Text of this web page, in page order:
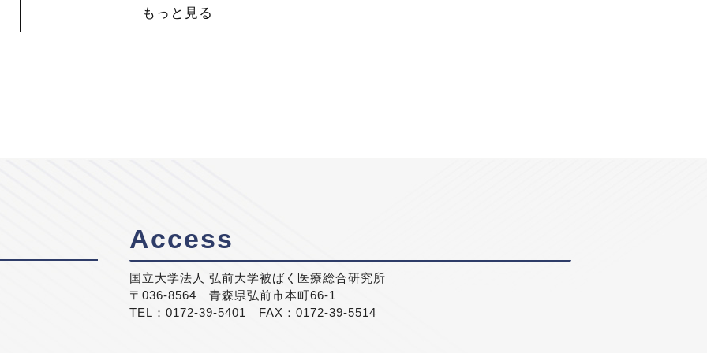
もっと見る
Access
国立大学法人 弘前大学被ばく医療総合研究所
〒036-8564 青森県弘前市本町66-1
TEL：0172-39-5401 FAX：0172-39-5514